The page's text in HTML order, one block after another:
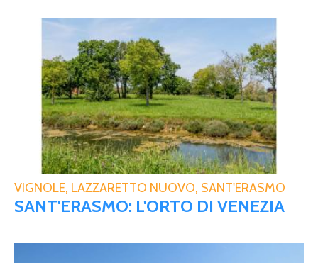
VIGNOLE, LAZZARETTO NUOVO, SANT'ERASMO
SANT'ERASMO: L'ORTO DI VENEZIA